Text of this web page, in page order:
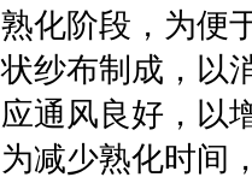
熟化阶段，为便
状纱布制成，以
应通风良好，以
为减少熟化时间